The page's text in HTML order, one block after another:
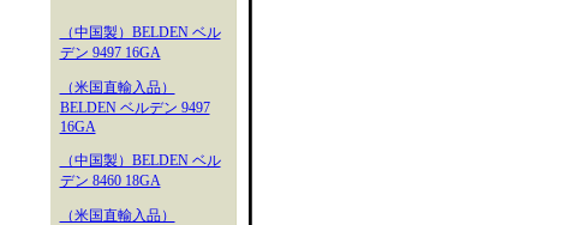
（中国製）BELDEN ベル
デン 9497 16GA
（米国直輸入品）
BELDEN ベルデン 9497
16GA
（中国製）BELDEN ベル
デン 8460 18GA
（米国直輸入品）